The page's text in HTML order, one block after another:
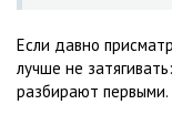
Если давно
лучше не
разбирают первыми.